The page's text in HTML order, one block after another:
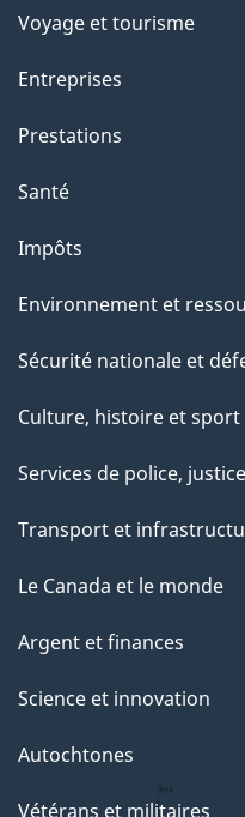
t
t
p
a
e
Voyage et tourisme
Entreprises
Prestations
Santé
Impôts
Environnement et
Sécurité nationale et
Culture, histoire et sport
Services de police,
Transport et
Le Canada et le monde
Argent et finances
Science et innovation
Autochtones
Vétérans et militaires